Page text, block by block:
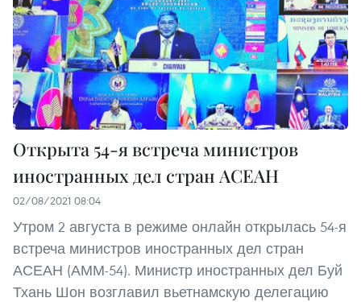
Открыта 54-я встреча министров
иностранных дел стран АСЕАН
02/08/2021 08:04
Утром 2 августа в режиме онлайн открылась 54-я
встреча министров иностранных дел стран
АСЕАН (АММ-54). Министр иностранных дел Буй
Тхань Шон возглавил вьетнамскую делегацию